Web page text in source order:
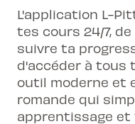
L'application L-
tes cours 24/7,
suivre ta
d'accéder à tous
outil moderne et
romande qui
apprentissage et